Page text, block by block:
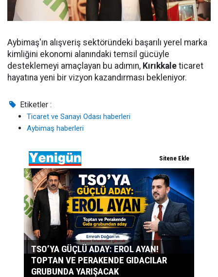
Aybimaş'ın alışveriş sektöründeki başarılı yerel marka
kimliğini ekonomi alanındaki temsil gücüyle
desteklemeyi amaçlayan bu adımın, Kırıkkale ticaret
hayatına yeni bir vizyon kazandırması bekleniyor.
Etiketler :
Ticaret ve Sanayi Odası haberleri
Aybimaş haberleri